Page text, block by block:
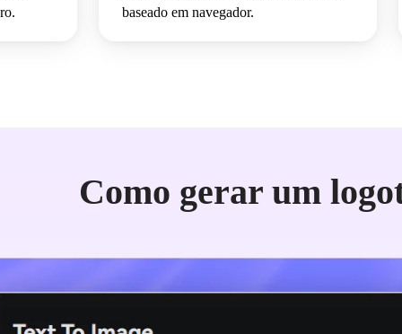
baseado em navegador.
Como gerar um